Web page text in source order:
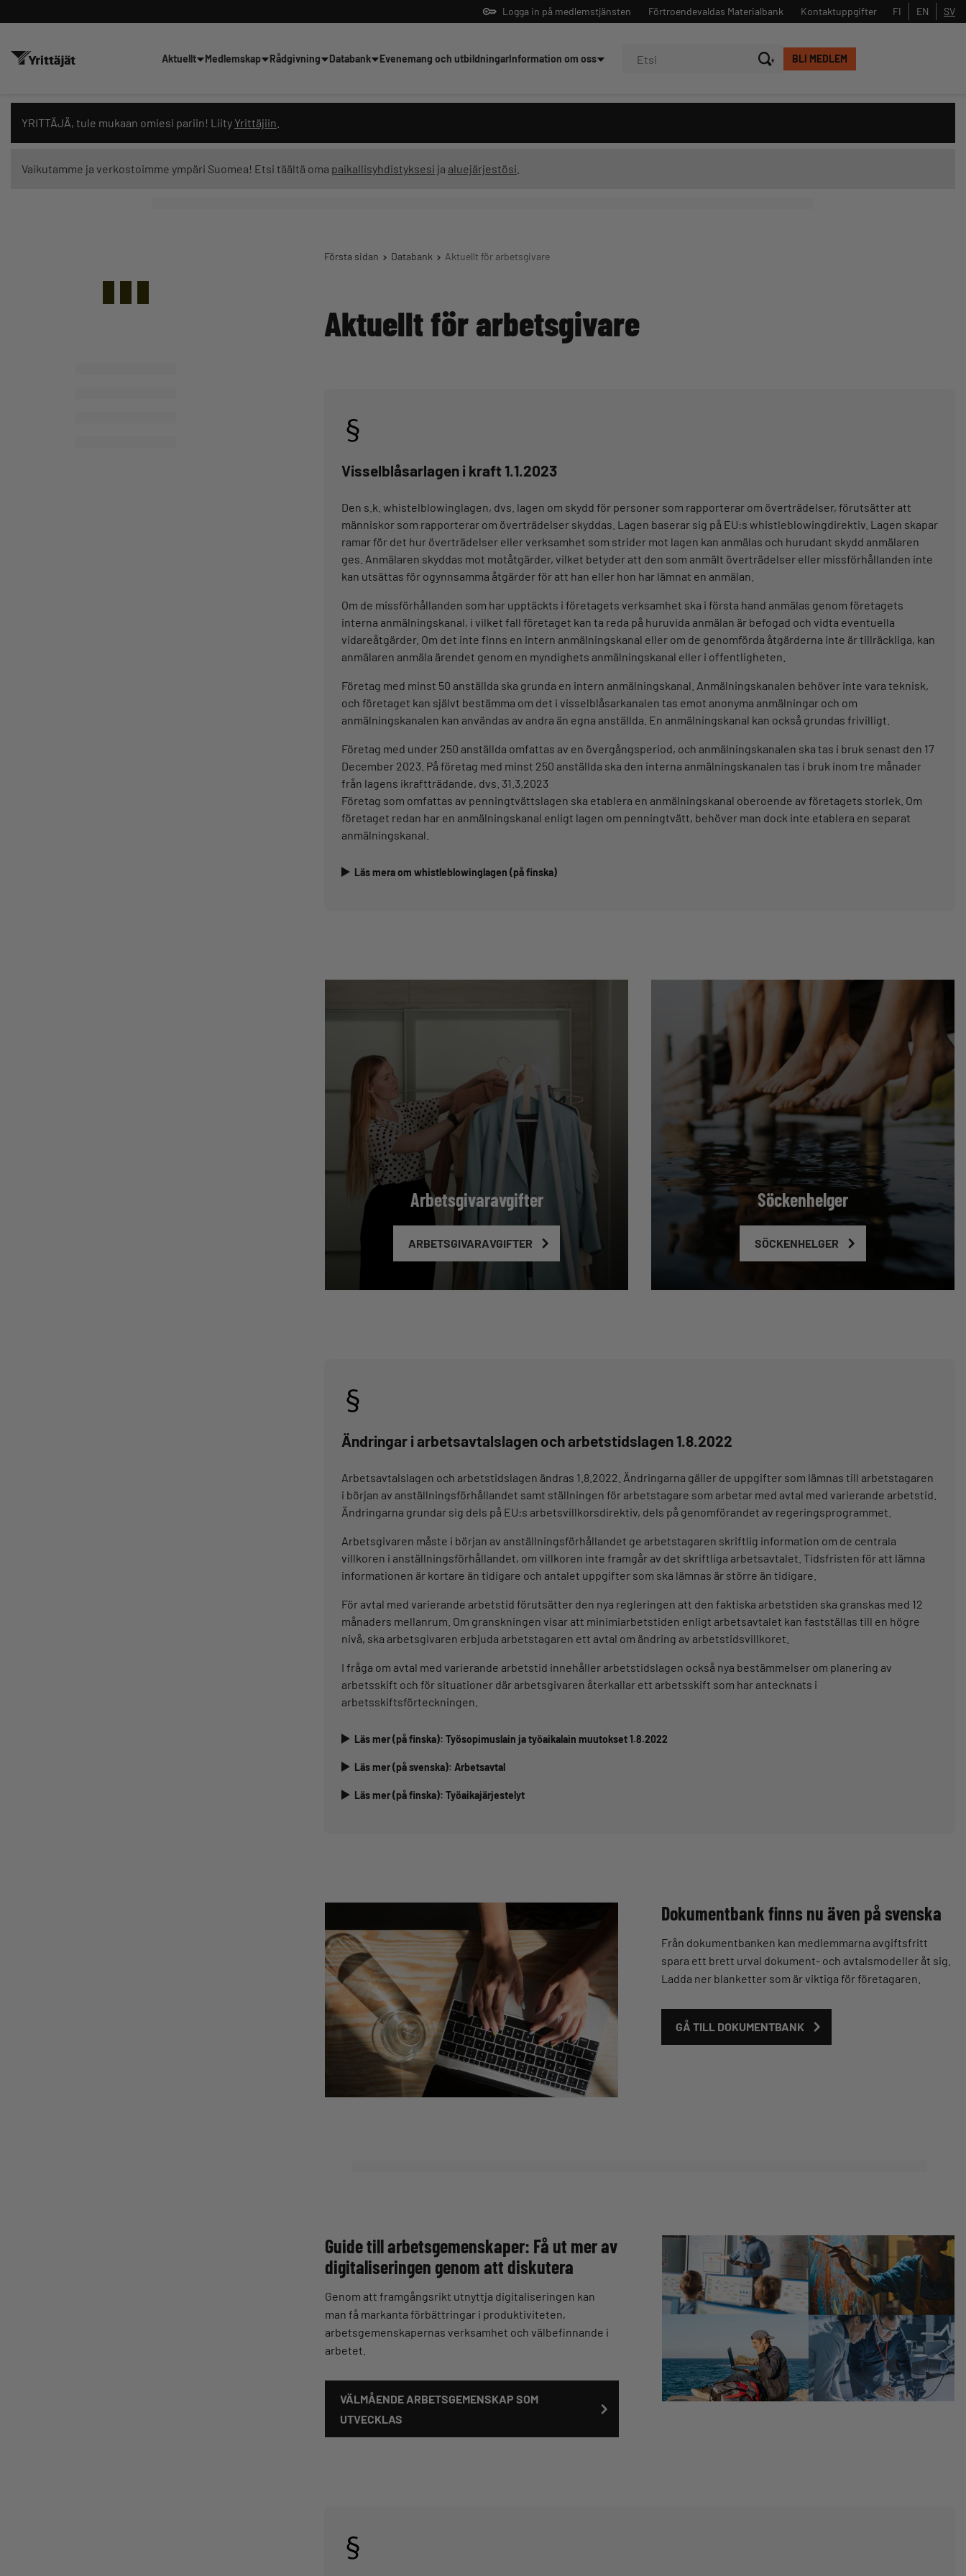
Logga in på medlemstjänsten Kontaktuppgifter
Förtroendevaldas Materialbank FI EN SV
BLI MEDLEM
Aktuellt Medlemskap Rådgivning Databank Evenemang och utbildningarInformation om oss
YRITTÄJÄ, tule mukaan omiesi pariin! Liity Yrittäjiin
Vaikutamme ja verkostoimme ympäri Suomea! Etsi täältä oma paikallisyhdistyksesi ja aluejärjestösi
Första sidan Databank Aktuellt för arbetsgivare
Aktuellt för arbetsgivare
Visselblåsarlagen i kraft 1.1.2023
Den s.k. whistelblowinglagen, dvs. lagen om skydd för personer som rapporterar om överträdelser, förutsätter att
människor som rapporterar om överträdelser skyddas. Lagen baserar sig på EU:s whistleblowingdirektiv. Lagen skapar
ramar för det hur överträdelser eller verksamhet som strider mot lagen kan anmälas och hurudant skydd anmälaren
ges. Anmälaren skyddas mot motåtgärder, vilket betyder att den som anmält överträdelser eller missförhållanden inte
kan utsättas för ogynnsamma åtgärder för att han eller hon har lämnat en anmälan.
Om de missförhållanden som har upptäckts i företagets verksamhet ska i första hand anmälas genom företagets
interna anmälningskanal, i vilket fall företaget kan ta reda på huruvida anmälan är befogad och vidta eventuella
vidareåtgärder. Om det inte finns en intern anmälningskanal eller om de genomförda åtgärderna inte är tillräckliga, kan
anmälaren anmäla ärendet genom en myndighets anmälningskanal eller i offentligheten.
Företag med minst 50 anställda ska grunda en intern anmälningskanal. Anmälningskanalen behöver inte vara teknisk,
och företaget kan självt bestämma om det i visselblåsarkanalen tas emot anonyma anmälningar och om
anmälningskanalen kan användas av andra än egna anställda. En anmälningskanal kan också grundas frivilligt.
Företag med under 250 anställda omfattas av en övergångsperiod, och anmälningskanalen ska tas i bruk senast den 17
December 2023. På företag med minst 250 anställda ska den interna anmälningskanalen tas i bruk inom tre månader
från lagens ikraftträdande, dvs. 31.3.2023
Företag som omfattas av penningtvättslagen ska etablera en anmälningskanal oberoende av företagets storlek. Om
företaget redan har en anmälningskanal enligt lagen om penningtvätt, behöver man dock inte etablera en separat
anmälningskanal.
Läs mera om whistleblowinglagen (på finska)
Arbetsgivaravgifter
ARBETSGIVARAVGIFTER
Söckenhelger
SÖCKENHELGER
Ändringar i arbetsavtalslagen och arbetstidslagen 1.8.2022
Arbetsavtalslagen och arbetstidslagen ändras 1.8.2022. Ändringarna gäller de uppgifter som lämnas till arbetstagaren
i början av anställningsförhållandet samt ställningen för arbetstagare som arbetar med avtal med varierande arbetstid.
Ändringarna grundar sig dels på EU:s arbetsvillkorsdirektiv, dels på genomförandet av regeringsprogrammet.
Arbetsgivaren måste i början av anställningsförhållandet ge arbetstagaren skriftlig information om de centrala
villkoren i anställningsförhållandet, om villkoren inte framgår av det skriftliga arbetsavtalet. Tidsfristen för att lämna
informationen är kortare än tidigare och antalet uppgifter som ska lämnas är större än tidigare.
För avtal med varierande arbetstid förutsätter den nya regleringen att den faktiska arbetstiden ska granskas med 12
månaders mellanrum. Om granskningen visar att minimiarbetstiden enligt arbetsavtalet kan fastställas till en högre
nivå, ska arbetsgivaren erbjuda arbetstagaren ett avtal om ändring av arbetstidsvillkoret.
I fråga om avtal med varierande arbetstid innehåller arbetstidslagen också nya bestämmelser om planering av
arbetsskift och för situationer där arbetsgivaren återkallar ett arbetsskift som har antecknats i
arbetsskiftsförteckningen.
Läs mer (på finska): Työsopimuslain ja työaikalain muutokset 1.8.2022
Läs mer (på svenska): Arbetsavtal
Läs mer (på finska): Työaikajärjestelyt
Dokumentbank finns nu även på svenska
Från dokumentbanken kan medlemmarna avgiftsfritt
spara ett brett urval dokument- och avtalsmodeller åt sig.
Ladda ner blanketter som är viktiga för företagaren.
GÅ TILL DOKUMENTBANK
Guide till arbetsgemenskaper: Få ut mer av
digitaliseringen genom att diskutera
Genom att framgångsrikt utnyttja digitaliseringen kan
man få markanta förbättringar i produktiviteten,
arbetsgemenskapernas verksamhet och välbefinnande i
arbetet.
VÄLMÅENDE ARBETSGEMENSKAP SOM
UTVECKLAS
Stäng
Sök nyheter, innehåll och utbildningar